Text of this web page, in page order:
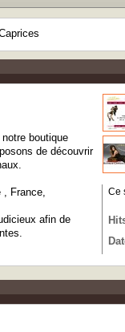
boutique
de découvrir
, France,
afin de
Ce